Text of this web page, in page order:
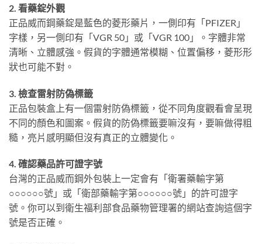
2. 看藥錠外觀
正品威而鋼藥錠是藍色的菱形藥片，一側印有「PFIZER」
字樣，另一側印有「VGR 50」或「VGR 100」。字體非常
清晰、立體感強。假貨的字體通常模糊、位置偏移，菱形形
狀也可能不對。
3. 檢查雷射防偽標籤
正品包裝盒上有一個雷射防偽標籤，從不同角度觀看會呈現
不同的顏色和圖案。假貨的防偽標籤要嘛沒有，要嘛做得粗
糙，亮片感明顯但沒有真正的立體變化。
4. 確認藥品許可證字號
台灣的正品威而鋼外包裝上一定會有「衛署藥輸字第
○○○○○○號」或「衛部藥輸字第○○○○○○號」的許可證字
號。你可以到衛生福利部食品藥物管理署的網站查詢這個字
號是否正確。